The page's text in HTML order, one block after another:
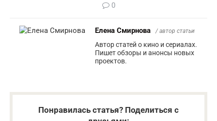
0
Елена Смирнова / автор статьи
Автор статей о кино и сериалах.
Пишет обзоры и анонсы новых
проектов.
Понравилась статья? Поделиться с